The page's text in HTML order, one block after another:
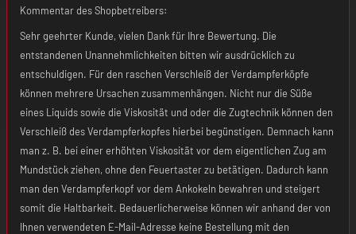
Kommentar des Shopbetreibers:
Sehr geehrter Kunde, vielen Dank für Ihre Bewertung. Die
entstandenen Unannehmlichkeiten bitten wir ausdrücklich zu
entschuldigen. Für den raschen Verschleiß der Verdampferköpfe
können mehrere Ursachen zusammenhängen. Nicht nur die Süße
eines Liquids sowie die Viskosität und oder die Zugtechnik können den
Verschleiß des Verdampferkopfes hierbei begünstigen. Demnach kann
man z. B. bei einer erhöhten Viskosität vor dem eigentlichen Zug am
Mundstück ziehen, ohne den Feuertaster zu betätigen. Dadurch kann
man den Verdampferkopf vor dem Ankokeln bewahren und steigert
somit die Haltbarkeit. Bedauerlicherweise können wir anhand der von
Ihnen verwendeten E-Mail-Adresse keine Bestellung mit den